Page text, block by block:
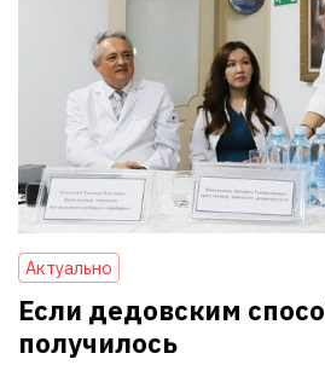
Актуально
Если дедовским
получилось